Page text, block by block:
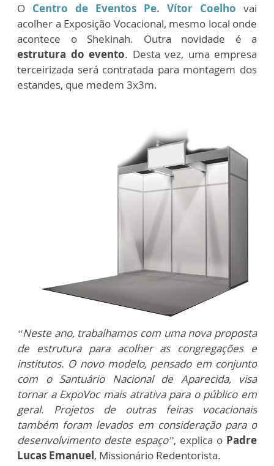
O Centro de Eventos Pe. Vítor Coelho vai
acolher a Exposição Vocacional, mesmo local onde
acontece o Shekinah. Outra novidade é a
estrutura do evento. Desta vez, uma empresa
terceirizada será contratada para montagem dos
estandes, que medem 3x3m.
“Neste ano, trabalhamos com uma nova proposta
de estrutura para acolher as congregações e
institutos. O novo modelo, pensado em conjunto
com o Santuário Nacional de Aparecida, visa
tornar a ExpoVoc mais atrativa para o público em
geral. Projetos de outras feiras vocacionais
também foram levados em consideração para o
desenvolvimento deste espaço”, explica o Padre
Lucas Emanuel, Missionário Redentorista.